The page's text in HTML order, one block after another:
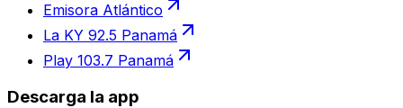
Emisora Atlántico
La KY 92.5 Panamá
Play 103.7 Panamá
Descarga la app